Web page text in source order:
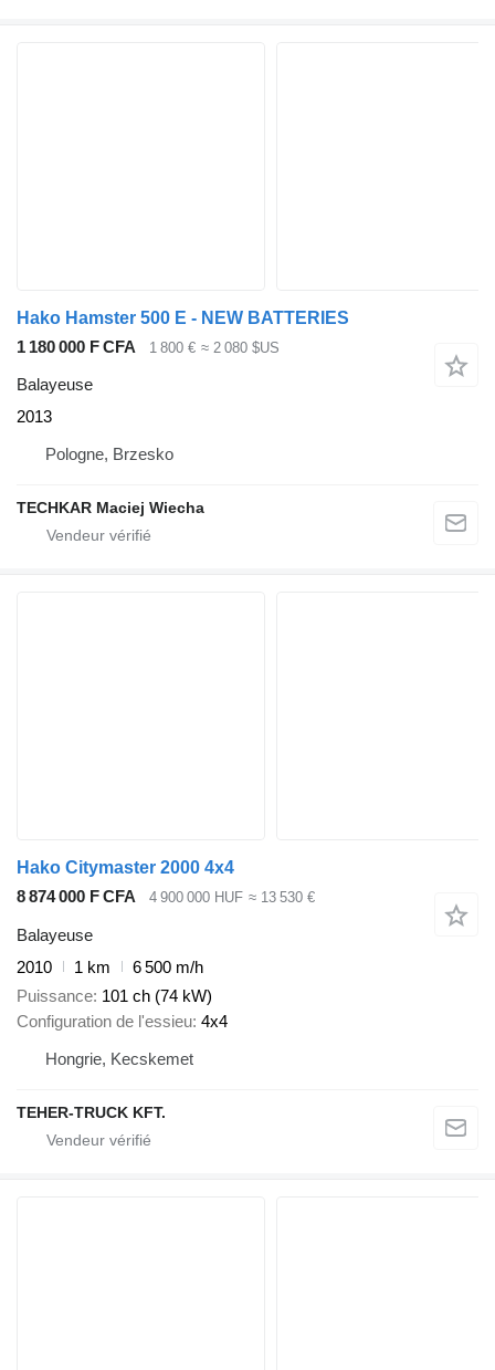
Hako Hamster 500 E - NEW BATTERIES
1 180 000 F CFA
1 800 € ≈ 2 080 $US
Balayeuse
2013
Pologne, Brzesko
TECHKAR Maciej Wiecha
Hako Citymaster 2000 4x4
8 874 000 F CFA
4 900 000 HUF ≈ 13 530 €
Balayeuse
2010
1 km
6 500 m/h
Puissance 101 ch (74 kW)
Configuration de l'essieu 4x4
Hongrie, Kecskemet
TEHER-TRUCK KFT.